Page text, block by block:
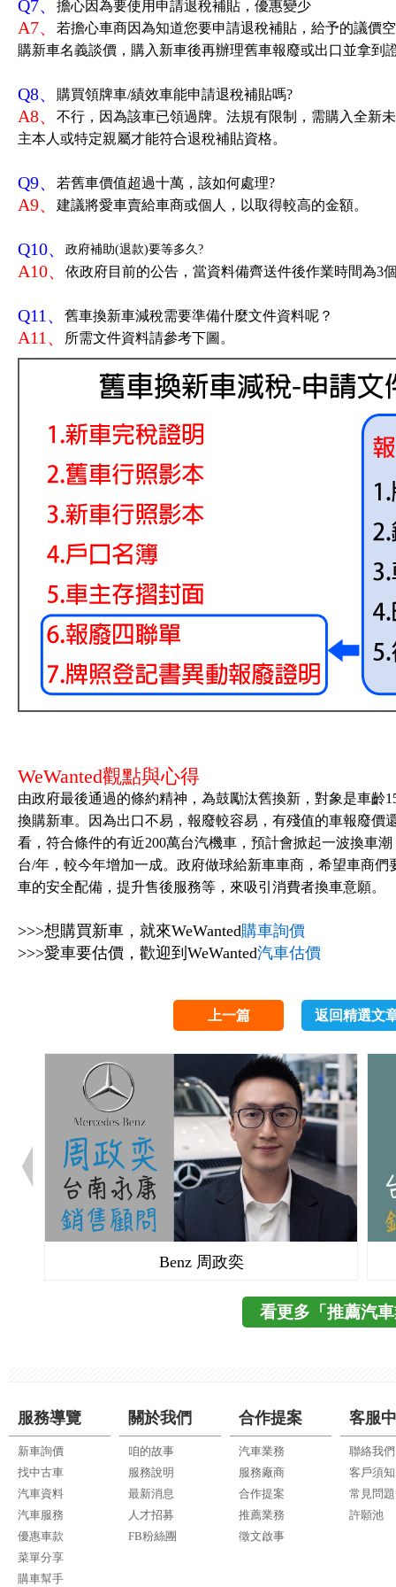
Q7、 擔心因為要使用申請退稅補貼，優惠變少
A7、
若擔心車商因為知道您要申請退稅補貼，給予的議價
購新車名義談價，購入新車後再辦理舊車報廢或出口並拿到
Q8、 購買領牌車/績效車能申請退稅補貼嗎?
A8、
不行，因為該車已領過牌。法規有限制，需購入全新
主本人或特定親屬才能符合退稅補貼資格。
Q9、 若舊車價值超過十萬，該如何處理?
A9、 建議將愛車賣給車商或個人，以取得較高的金額。
Q10、 政府補助(退款)要等多久?
A10、 依政府目前的公告，當資料備齊送件後作業時間為3
Q11、 舊車換新車減稅需要準備什麼文件資料呢？
A11、 所需文件資料請參考下圖。
WeWanted觀點與心得
由政府最後通過的條約精神，為鼓勵汰舊換新，對象是車齡
換購新車。因為出口不易，報廢較容易，有殘值的車報廢價
看，符合條件的有近200萬台汽機車，預計會掀起一波換車
台/年，較今年增加一成。政府做球給新車車商，希望車商
車的安全配備，提升售後服務等，來吸引消費者換車意願。
>>>想購買新車，就來WeWanted購車詢價
>>>愛車要估價，歡迎到WeWanted汽車估價
上一篇 返回精選文
Benz 周政奕
看更多「推薦汽
服務導覽
新車詢價
找中古車
汽車資料
汽車服務
優惠車款
菜單分享
購車幫手
關於我們
咱的故事
服務說明
最新消息
人才招募
FB粉絲團
合作提案
汽車業務
服務廠商
合作提案
推薦業務
徵文啟事
客服
聯絡我們
客戶須知
常見問題
許願池